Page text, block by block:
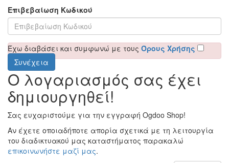
Επιβεβαίωση Κωδικού
Έχω διαβάσει και συμφωνώ με τους Όρους Χρήσης
Ο λογαριασμός σας έχει
δημιουργηθεί!
Σας ευχαριστούμε για την εγγραφή Ogdoo Shop!
Αν έχετε οποιαδήποτε απορία σχετικά με τη λειτουργία
του διαδικτυακού μας καταστήματος παρακαλώ
επικοινωνήστε μαζί μας.